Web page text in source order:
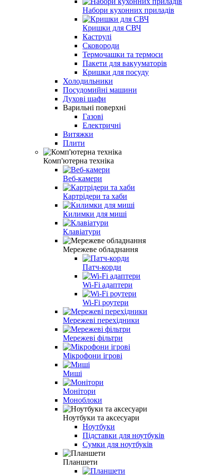
Набори кухонних приладів
Кришки для СВЧ
Каструлі
Сковороди
Термочашки та термоси
Пакети для вакууматорів
Кришки для посуду
Холодильники
Посудомийні машини
Духові шафи
Варильні поверхні
Газові
Електричні
Витяжки
Плити
Комп'ютерна техніка
Веб-камери
Картрідери та хаби
Килимки для миші
Клавіатури
Мережеве обладнання
Патч-корди
Wi-Fi адаптери
Wi-Fi роутери
Мережеві перехідники
Мережеві фільтри
Мікрофони ігрові
Миші
Монітори
Моноблоки
Ноутбуки та аксесуари
Ноутбуки
Підставки для ноутбуків
Сумки для ноутбуків
Планшети